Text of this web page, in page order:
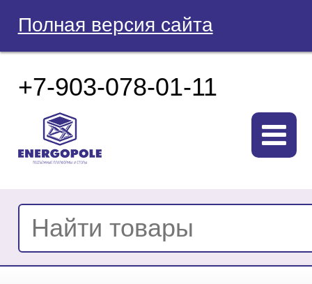
Полная версия сайта
+7-903-078-01-11